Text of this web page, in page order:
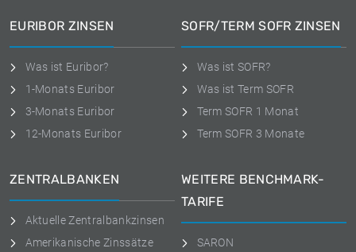
EURIBOR ZINSEN
Was ist Euribor?
1-Monats Euribor
3-Monats Euribor
12-Monats Euribor
SOFR/TERM SOFR ZINSEN
Was ist SOFR?
Was ist Term SOFR
Term SOFR 1 Monat
Term SOFR 3 Monate
ZENTRALBANKEN
Aktuelle Zentralbankzinsen
Amerikanische Zinssätze
WEITERE BENCHMARK-
TARIFE
SARON